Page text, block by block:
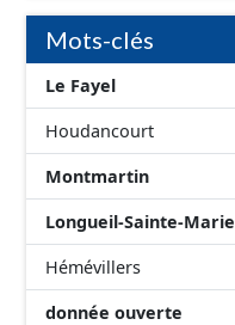
Mots-clés
Le Fayel
Houdancourt
Montmartin
Longueil-Sainte-Marie
Hémévillers
donnée ouverte